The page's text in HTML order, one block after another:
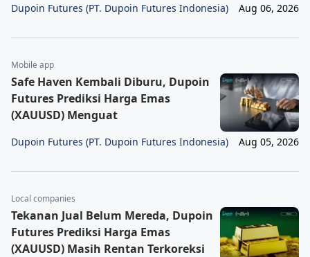
Dupoin Futures (PT. Dupoin Futures Indonesia) Aug 06, 2026
Mobile app
Safe Haven Kembali Diburu, Dupoin
Futures Prediksi Harga Emas
(XAUUSD) Menguat
Dupoin Futures (PT. Dupoin Futures Indonesia) Aug 05, 2026
Local companies
Tekanan Jual Belum Mereda, Dupoin
Futures Prediksi Harga Emas
(XAUUSD) Masih Rentan Terkoreksi